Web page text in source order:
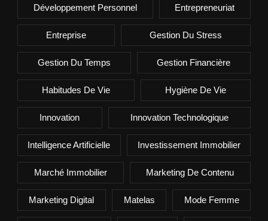
Développement Personnel Entrepreneuriat
Entreprise Gestion Du Stress
Gestion Du Temps Gestion Financière
Habitudes De Vie Hygiène De Vie
Innovation Innovation Technologique
Intelligence Artificielle Investissement Immobilier
Marché Immobilier Marketing De Contenu
Marketing Digital Matelas Mode Femme